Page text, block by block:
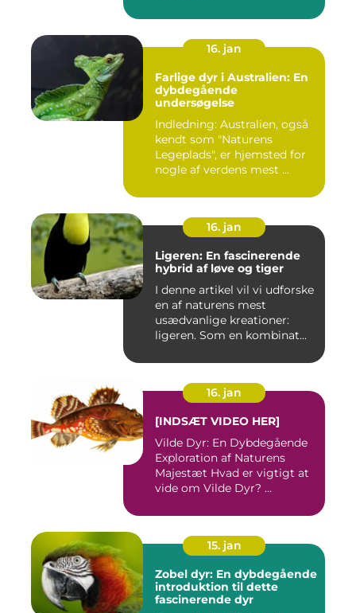
16. jan
Farlige dyr i Australien: En
dybdegående
undersøgelse
Indledning: Australien, også
kendt som "Naturens
Legeplads", er hjemsted for
nogle af verdens mest ...
16. jan
Ligeren: En fascinerende
hybrid af løve og tiger
I denne artikel vil vi udforske
en af naturens mest
usædvanlige kreationer:
ligeren. Som en kombinat...
16. jan
[INDSÆT VIDEO HER]
Vilde Dyr: En Dybdegående
Exploration af Naturens
Majestæt Hvad er vigtigt at
vide om Vilde Dyr? ...
15. jan
Zobel dyr: En dybdegående
introduktion til dette
fascinerende dyr